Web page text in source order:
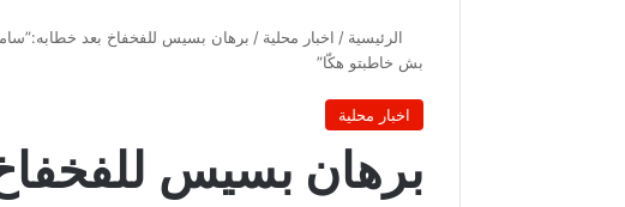
الرئيسية / اخبار محلية / برهان بسيس للفخفاخ بعد
بش خاطبتو هكّا”
اخبار محلية
برهان بسيس